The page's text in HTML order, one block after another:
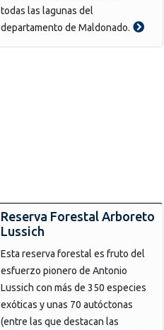
todas las lagunas del
departamento de Maldonado.
Reserva Forestal Arboreto
Lussich
Esta reserva forestal es fruto del
esfuerzo pionero de Antonio
Lussich con más de 350 especies
exóticas y unas 70 autóctonas
(entre las que destacan las